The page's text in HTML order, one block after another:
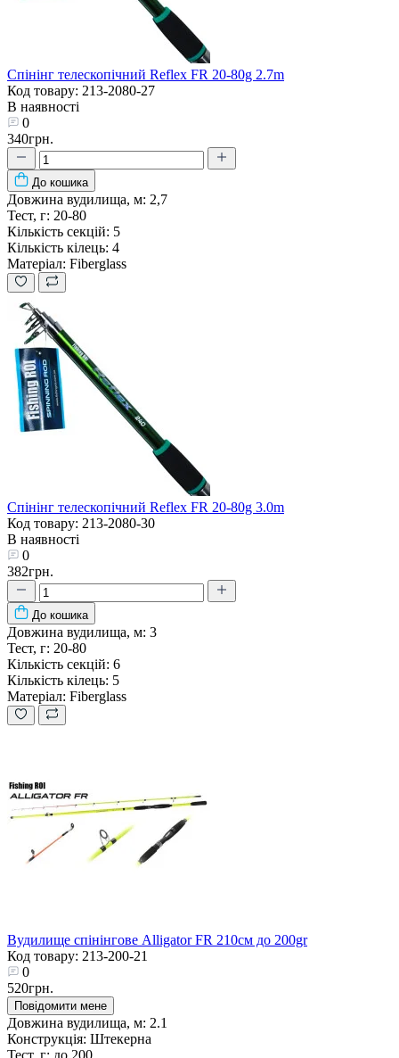
Спінінг телескопічний Reflex FR 20-80g 2.7m
Код товару: 213-2080-27
В наявності
0
340грн.
До кошика
Довжина вудилища, м: 2,7
Тест, г: 20-80
Кількість секцій: 5
Кількість кілець: 4
Матеріал: Fiberglass
Спінінг телескопічний Reflex FR 20-80g 3.0m
Код товару: 213-2080-30
В наявності
0
382грн.
До кошика
Довжина вудилища, м: 3
Тест, г: 20-80
Кількість секцій: 6
Кількість кілець: 5
Матеріал: Fiberglass
Вудилище спінінгове Alligator FR 210см до 200gr
Код товару: 213-200-21
0
520грн.
Повідомити мене
Довжина вудилища, м: 2.1
Конструкція: Штекерна
Тест, г: до 200